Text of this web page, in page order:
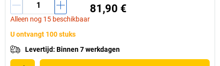
Alleen nog 15 beschikbaar
81,90 €
U ontvangt 100 stuks
Levertijd: Binnen 7 werkdagen